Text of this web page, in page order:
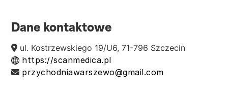
Dane kontaktowe
ul. Kostrzewskiego 19/U6, 71-796 Szczecin
https://scanmedica.pl
przychodniawarszewo@gmail.com